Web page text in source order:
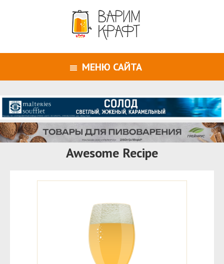
МЕНЮ САЙТА
Awesome Recipe